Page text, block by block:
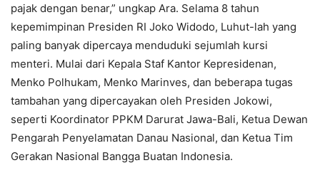
pajak dengan benar,” ungkap Ara. Selama 8 tahun
kepemimpinan Presiden RI Joko Widodo, Luhut-lah yang
paling banyak dipercaya menduduki sejumlah kursi
menteri. Mulai dari Kepala Staf Kantor Kepresidenan,
Menko Polhukam, Menko Marinves, dan beberapa tugas
tambahan yang dipercayakan oleh Presiden Jokowi,
seperti Koordinator PPKM Darurat Jawa-Bali, Ketua Dewan
Pengarah Penyelamatan Danau Nasional, dan Ketua Tim
Gerakan Nasional Bangga Buatan Indonesia.